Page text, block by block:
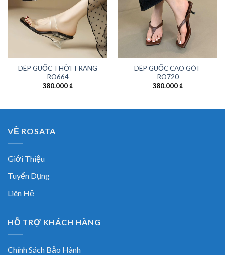
DÉP GUỐC THỜI TRANG
RO664
380.000₫
DÉP GUỐC CAO GÓT
RO720
380.000₫
VỀ ROSATA
Giới Thiệu
Tuyển Dụng
Liên Hệ
HỖ TRỢ KHÁCH HÀNG
Chính Sách Bảo Hành